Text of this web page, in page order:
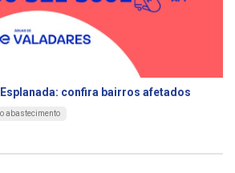
confira bairros afetados
abastecimento